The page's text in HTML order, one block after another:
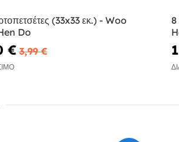
(33x33 εκ.) - Woo
Do
€ 3,99 €
8